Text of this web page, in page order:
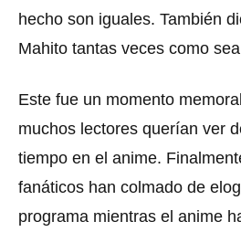
hecho son iguales. También
Mahito tantas veces como
Este fue un momento
muchos lectores querían ver
tiempo en el anime.
fanáticos han colmado de
programa mientras el anime